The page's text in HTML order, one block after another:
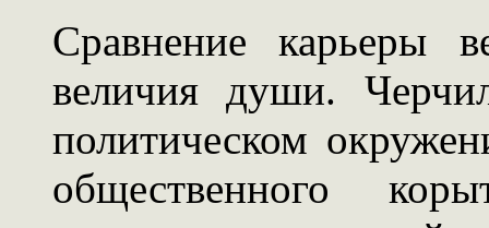
Сравнение карьеры
величия души.
политическом
общественного